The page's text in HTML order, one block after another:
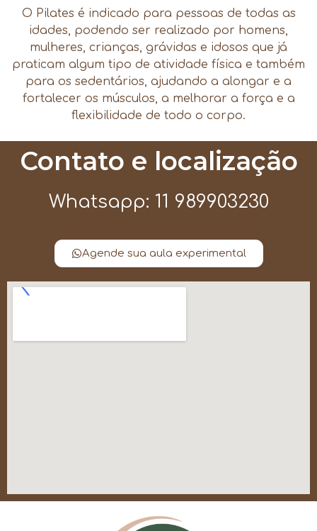
O Pilates é indicado para pessoas de todas as
idades, podendo ser realizado por homens,
mulheres, crianças, grávidas e idosos que já
praticam algum tipo de atividade física e também
para os sedentários, ajudando a alongar e a
fortalecer os músculos, a melhorar a força e a
flexibilidade de todo o corpo.
Contato e localização
Whatsapp: 11 989903230
Agende sua aula experimental